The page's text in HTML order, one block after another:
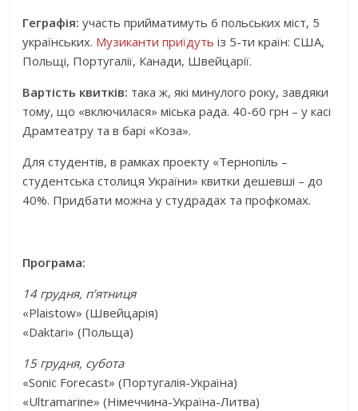
Геграфія: участь прийматимуть 6 польських міст, 5
українських. Музиканти приїдуть із 5-ти країн: США,
Польщі, Португалії, Канади, Швейцарії.
Вартість квитків: така ж, які минулого року, завдяки
тому, що «включилася» міська рада. 40-60 грн – у касі
Драмтеатру та в барі «Коза».
Для студентів, в рамках проекту «Тернопіль –
студентська столиця України» квитки дешевші – до
40%. Придбати можна у студрадах та профкомах.
Програма:
14 грудня, п’ятниця
«Plaistow» (Швейцарія)
«Daktari» (Польща)
15 грудня, субота
«Sonic Forecast» (Португалія-Україна)
«Ultramarine» (Німеччина-Україна-Литва)